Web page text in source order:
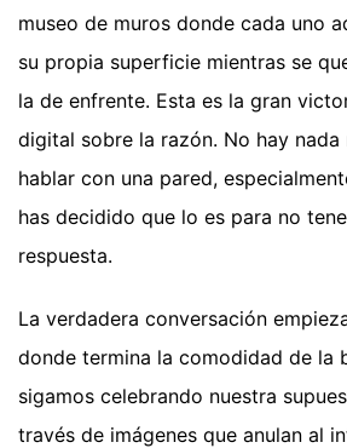
museo de muros donde cada uno
su propia superficie mientras se
la de enfrente. Esta es la gran
digital sobre la razón. No hay
hablar con una pared,
has decidido que lo es para no
respuesta.
La verdadera conversación
donde termina la comodidad de la
sigamos celebrando nuestra
través de imágenes que anulan al